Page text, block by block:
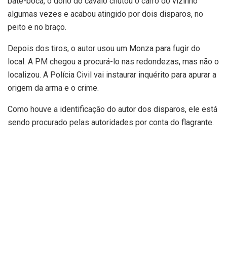
algumas vezes e acabou atingido por dois disparos, no
peito e no braço.
Depois dos tiros, o autor usou um Monza para fugir do
local. A PM chegou a procurá-lo nas redondezas, mas não o
localizou. A Polícia Civil vai instaurar inquérito para apurar a
origem da arma e o crime.
Como houve a identificação do autor dos disparos, ele está
sendo procurado pelas autoridades por conta do flagrante.